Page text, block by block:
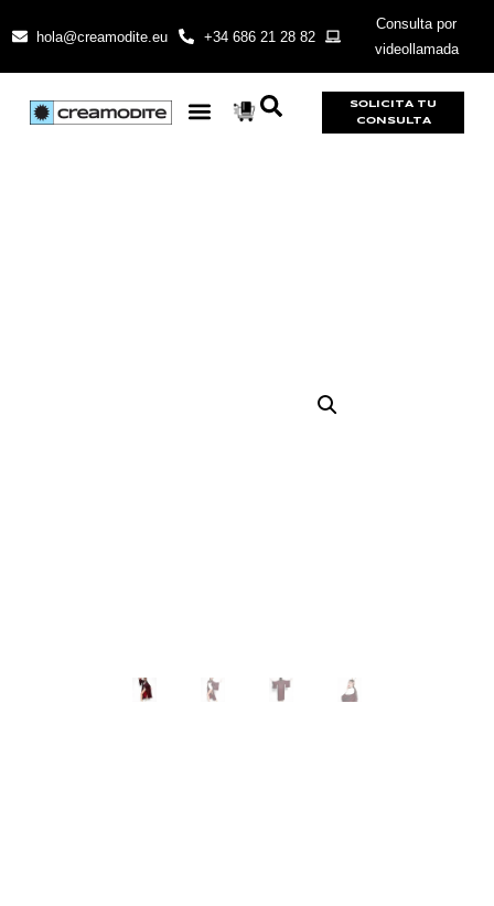
hola@creamodite.eu +34 686 21 28 82
Consulta por
videollamada
SOLICITA TU
CONSULTA